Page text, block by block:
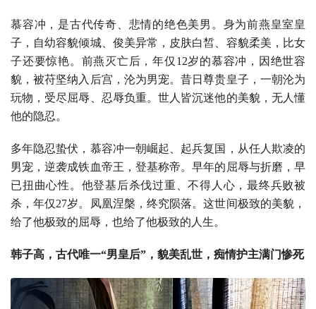
慕容冲，是古代传奇、悲情的绝色美男。身为前燕皇室皇
子，自幼容貌倾城、俊美异常，皮肤白皙、容貌柔美，比女
子还要惊艳。前燕灭亡后，年仅12岁的慕容冲，因绝世容
貌，被苻坚纳入后宫，沦为男宠。昔日尊贵皇子，一朝沦为
玩物，受尽屈辱、忍辱负重。世人皆沉迷他的美貌，无人懂
他的隐忍。
多年隐忍蛰伏，慕容冲一朝崛起、起兵复国，从任人欺凌的
男宠，逆袭成铁血帝王，登基称帝。早年的屈辱与折磨，早
已扭曲心性。他登基后杀伐过重、不得人心，最终兵败被
杀，年仅27岁。凤凰涅槃，终究陨落。这世间极致的美貌，
给了他极致的屈辱，也给了他极致的人生。
韩子高，古代唯一“男皇后”，貌美乱世，痴情护主满门惨死